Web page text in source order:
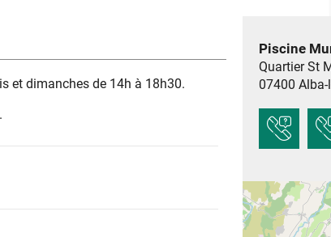
et dimanches de 14h à 18h30.
Piscine
Quartier St
07400